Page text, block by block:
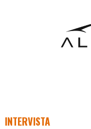
INTERVISTA